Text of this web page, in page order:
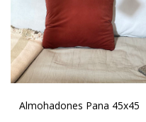
Almohadones Pana 45x45